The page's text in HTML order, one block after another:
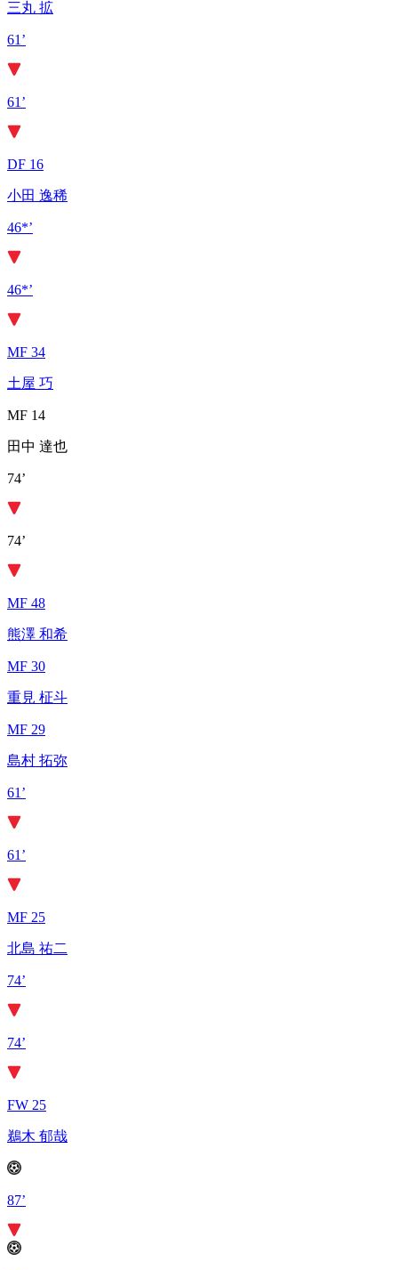
三丸 拡
61’
61’
DF 16
小田 逸稀
46*’
46*’
MF 34
土屋 巧
MF 14
田中 達也
74’
74’
MF 48
熊澤 和希
MF 30
重見 柾斗
MF 29
島村 拓弥
61’
61’
MF 25
北島 祐二
74’
74’
FW 25
鵜木 郁哉
87’